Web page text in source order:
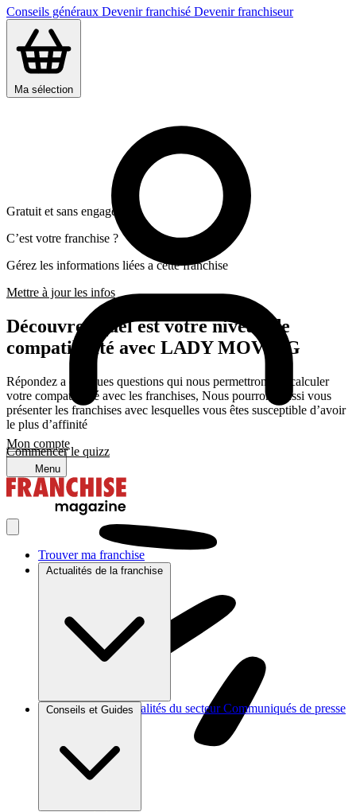
Conseils généraux Devenir franchisé Devenir franchiseur
Ma sélection
Mon compte
Menu
Trouver ma franchise
Actualités de la franchise
Brèves et actus Actualités du secteur Communiqués de presse
Conseils et Guides
Gratuit et sans engagement
C’est votre franchise ?
Gérez les informations liées a cette franchise
Mettre à jour les infos
Découvrez quel est votre niveau de
compatibilité avec LADY MOVING
Répondez a quelques questions qui nous permettrons de calculer
votre compatibilité avec les franchises, Nous pourrons aussi vous
présenter les franchises avec lesquelles vous êtes susceptible d’avoir
le plus d’affinité
Commencer le quizz